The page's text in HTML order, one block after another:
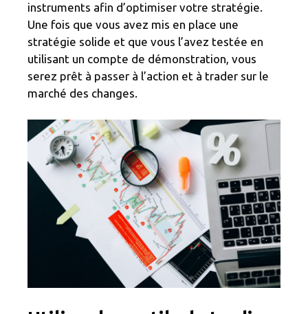
instruments afin d’optimiser votre stratégie.
Une fois que vous avez mis en place une
stratégie solide et que vous l’avez testée en
utilisant un compte de démonstration, vous
serez prêt à passer à l’action et à trader sur le
marché des changes.